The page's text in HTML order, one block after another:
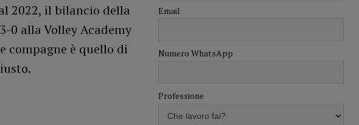
2022, il bilancio della
0 alla Volley Academy
compagne è quello di
Email
Numero WhatsApp
Professione